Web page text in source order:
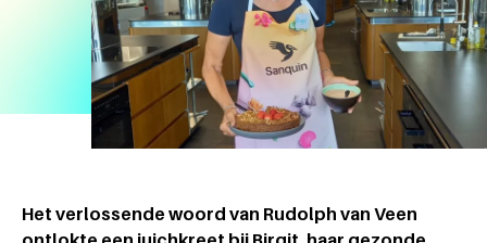
Het verlossende woord van Rudolph van Veen